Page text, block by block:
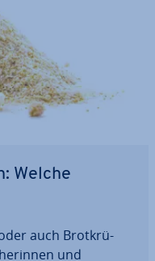
Welche
auch Brot­krü­
und